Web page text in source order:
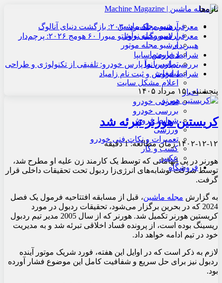
آرشیو مجله ماشین
آرشیو مجله نوآور
آرشیو مجله موتور
درباره ما
تماس با ما
تبلیغات
اعلام مشکل سایت
اخبار
معرفی خودرو
بررسی خودرو
شرایط فروش
ورزشی
تعمیرات و نکات فنی خودرو
کسب و کار
عکس
فروشگاه
تازه‌ها
معرفی هنسی بلک‌برد ۲۰۳۰: بازگشت دنیای آنالوگ
معرفی لامبورگینی روئلتو میورا ۶۰ هومج ۲۰۲۶: پرچم‌دار
هیبریدی
شرایط فروش سایپا
بررسی پارس نوآ پارس خودرو: تلفیقی از تکنولوژی و طراحی
شرایط فروش و ثبت نام زامیاد
پنجشنبه , ۱۵ مرداد ۱۴۰۵
کریستین هورنر تبرئه شد
۱۴۰۲-۱۲-۱۲زمان مطالعه: 1 دقیقه
هورنر در پی اتهاماتی که توسط یک کارمند زن علیه او مطرح شد،
توسط شرکت نوشابه‌های انرژی‌زا ردبول تحت تحقیقات داخلی قرار
گرفت.
به گزارش مجله ماشین، قبل از مسابقه افتتاحیه فرمول یک فصل
2024 که در بحرین برگزار می‌شود، تحقیقات ردبول در مورد
کریستین هورنر تکمیل شد. هورنر که از سال 2005 مدیر تیم ردبول
ریسینگ بوده است، از پرونده فساد اخلاقی تبرئه شد و به مدیریت
خود در تیم ادامه خواهد داد.
لازم به ذکر است که در اوایل این هفته، فورد شریک موتور آینده
ردبول نیز برای حل سریع و شفافیت کامل این موضوع فشار آورده
بود.